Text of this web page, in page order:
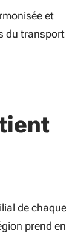
et
du transport
de chaque
prend en